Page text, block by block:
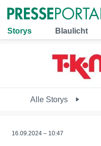
Storys Blaulicht
Alle Storys
16.09.2024 – 10:47